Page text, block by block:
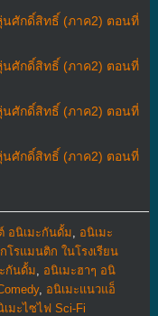
นศักดิ์สิทธิ์ (ภาค2) ตอนที่
นศักดิ์สิทธิ์ (ภาค2) ตอนที่
นศักดิ์สิทธิ์ (ภาค2) ตอนที่
นศักดิ์สิทธิ์ (ภาค2) ตอนที่
อนิเมะกันดั้ม
อนิเมะ
โรแมนติก ในโรงเรียน
กันดั้ม
อนิเมะฮาๆ อนิ
, อนิเมะแนวแอ็
เมะไซไฟ Sci-Fi